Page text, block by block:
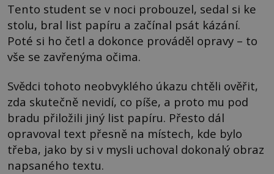
Tento student se v noci probouzel, sedal si ke
stolu, bral list papíru a začínal psát kázání.
Poté si ho četl a dokonce prováděl opravy – to
vše se zavřenýma očima.
Svědci tohoto neobvyklého úkazu chtěli ověřit,
zda skutečně nevidí, co píše, a proto mu pod
bradu přiložili jiný list papíru. Přesto dál
opravoval text přesně na místech, kde bylo
třeba, jako by si v mysli uchoval dokonalý obraz
napsaného textu.